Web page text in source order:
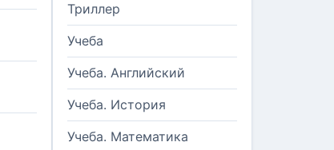
Триллер
Учеба
Учеба. Английский
Учеба. История
Учеба. Математика